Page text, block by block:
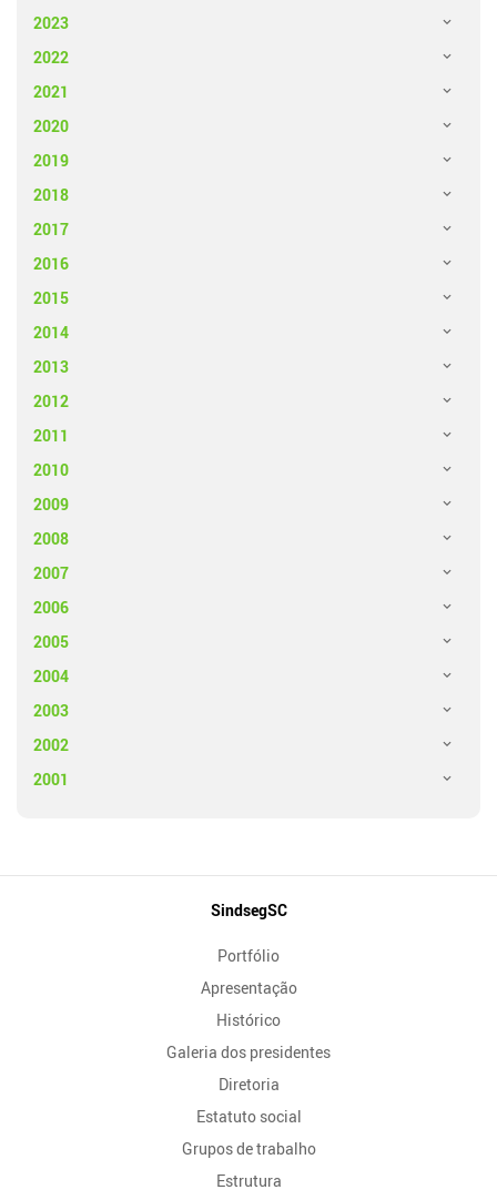
2023
2022
2021
2020
2019
2018
2017
2016
2015
2014
2013
2012
2011
2010
2009
2008
2007
2006
2005
2004
2003
2002
2001
SindsegSC
Portfólio
Apresentação
Histórico
Galeria dos presidentes
Diretoria
Estatuto social
Grupos de trabalho
Estrutura